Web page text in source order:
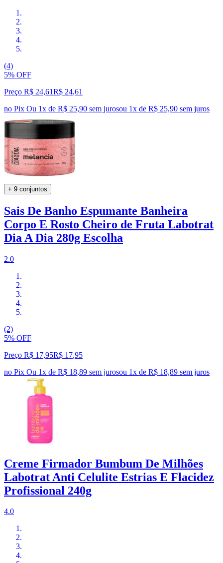
(4)
5% OFF
Preço R$ 24,61R$ 24,61
no Pix Ou 1x de R$ 25,90 sem jurosou 1x de R$ 25,90 sem juros
+ 9 conjuntos
Sais De Banho Espumante Banheira
Corpo E Rosto Cheiro de Fruta Labotrat
Dia A Dia 280g Escolha
2.0
(2)
5% OFF
Preço R$ 17,95R$ 17,95
no Pix Ou 1x de R$ 18,89 sem jurosou 1x de R$ 18,89 sem juros
Creme Firmador Bumbum De Milhões
Labotrat Anti Celulite Estrias E Flacidez
Profissional 240g
4.0